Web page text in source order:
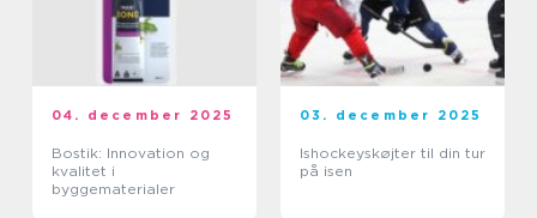
04. december 2025
Bostik: Innovation og
kvalitet i
byggematerialer
03. december 2025
Ishockeyskøjter til din tur
på isen